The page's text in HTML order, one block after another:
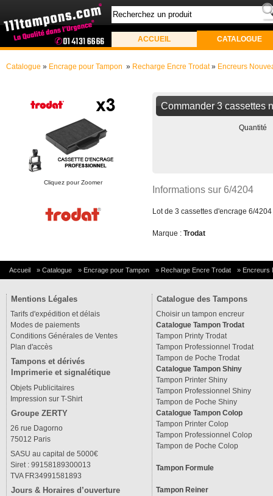
ACCUEIL CATALOGUE
Catalogue » Encrage pour Tampon » Recharge Encre Trodat» Encreurs
Cliquez pour Zoomer
Commander 3 cassettes
Quantité
Informations sur 6/4204
Lot de 3 cassettes d'encrage 6/
Marque : Trodat
Accueil » Catalogue » Encrage pour Tampon » Recharge Encre Trodat » Encreurs
Mentions Légales
Tarifs d'expédition et délais
Modes de paiements
Conditions Générales de Ventes
Plan d'accès
Tampons et dérivés
Imprimerie et signalétique
Objets Publicitaires
Impression sur T-Shirt
Groupe ZERTY
26 rue Dagorno
75012 Paris
SASU au capital de 5000€
Siret : 99158189300013
TVA FR34991581893
Jours & Horaires d’ouverture
Catalogue des Tampons
Choisir un tampon encreur
Catalogue Tampon Trodat
Tampon Printy Trodat
Tampon Professionnel Trodat
Tampon de Poche Trodat
Catalogue Tampon Shiny
Tampon Printer Shiny
Tampon Professionnel Shiny
Tampon de Poche Shiny
Catalogue Tampon Colop
Tampon Printer Colop
Tampon Professionnel Colop
Tampon de Poche Colop
Tampon Formule
Tampon Reiner